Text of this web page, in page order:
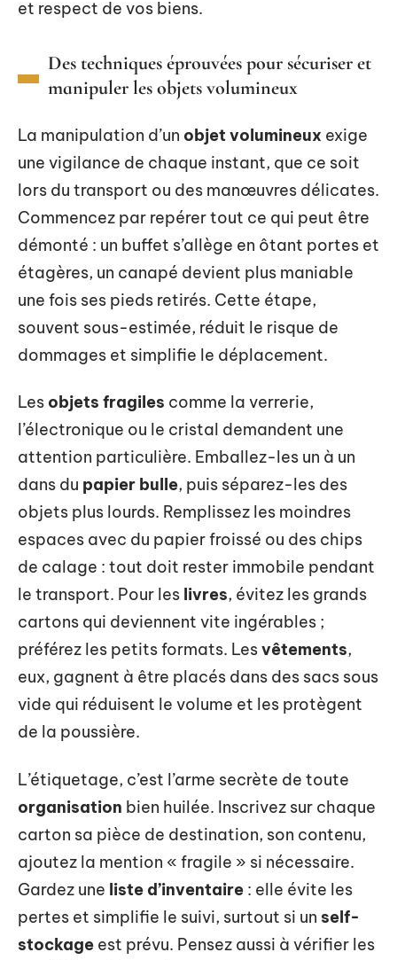
et respect de vos biens.
Des techniques éprouvées pour sécuriser et
manipuler les objets volumineux
La manipulation d’un objet volumineux exige
une vigilance de chaque instant, que ce soit
lors du transport ou des manœuvres délicates.
Commencez par repérer tout ce qui peut être
démonté : un buffet s’allège en ôtant portes et
étagères, un canapé devient plus maniable
une fois ses pieds retirés. Cette étape,
souvent sous-estimée, réduit le risque de
dommages et simplifie le déplacement.
Les objets fragiles comme la verrerie,
l’électronique ou le cristal demandent une
attention particulière. Emballez-les un à un
dans du papier bulle, puis séparez-les des
objets plus lourds. Remplissez les moindres
espaces avec du papier froissé ou des chips
de calage : tout doit rester immobile pendant
le transport. Pour les livres, évitez les grands
cartons qui deviennent vite ingérables ;
préférez les petits formats. Lesvêtements,
eux, gagnent à être placés dans des sacs sous
vide qui réduisent le volume et les protègent
de la poussière.
L’étiquetage, c’est l’arme secrète de toute
organisation bien huilée. Inscrivez sur chaque
carton sa pièce de destination, son contenu,
ajoutez la mention « fragile » si nécessaire.
Gardez une liste d’inventaire : elle évite les
pertes et simplifie le suivi, surtout si un self-
stockage est prévu. Pensez aussi à vérifier les